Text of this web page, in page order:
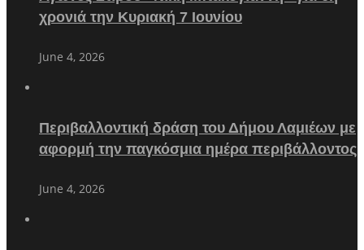
χρονιά την Κυριακή 7 Ιουνίου
June 4, 2026
Περιβαλλοντική δράση του Δήμου Λαμιέων με
αφορμή την παγκόσμια ημέρα περιβάλλοντος
June 4, 2026